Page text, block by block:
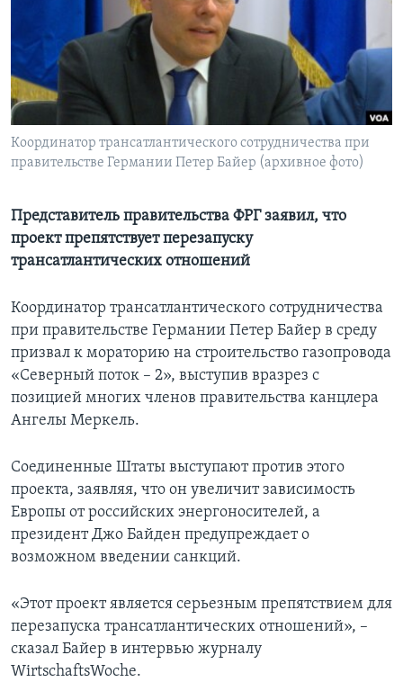
Learning English
СОЦИАЛЬНЫЕ СЕТИ
Языки
Координатор трансатлантического сотрудничества при
правительстве Германии Петер Байер (архивное фото)
Представитель правительства ФРГ заявил, что
проект препятствует перезапуску
трансатлантических отношений
Координатор трансатлантического сотрудничества
при правительстве Германии Петер Байер в среду
призвал к мораторию на строительство газопровода
«Северный поток – 2», выступив вразрез с
позицией многих членов правительства канцлера
Ангелы Меркель.
Соединенные Штаты выступают против этого
проекта, заявляя, что он увеличит зависимость
Европы от российских энергоносителей, а
президент Джо Байден предупреждает о
возможном введении санкций.
«Этот проект является серьезным препятствием для
перезапуска трансатлантических отношений», –
сказал Байер в интервью журналу
WirtschaftsWoche.